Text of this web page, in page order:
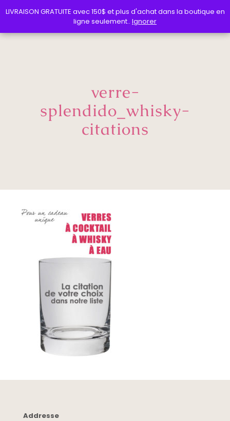
verre-
splendido_whisky-
citations
Addresse
LIVRAISON GRATUITE avec 150$ et plus d'achat dans la boutique en
ligne seulement.. Ignorer
LIVRAISON GRATUITE avec 150$ et plus d'achat dans la boutique en
ligne seulement.. Ignorer